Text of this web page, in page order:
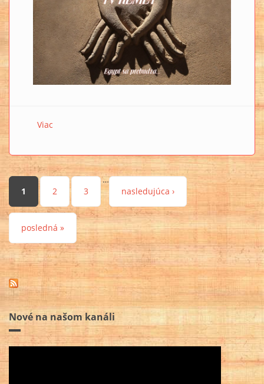
Viac
Stránky
1 2 3
…
nasledujúca ›
posledná »
Nové na našom kanáli